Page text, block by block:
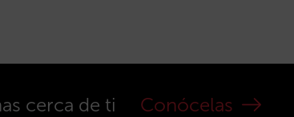
cerca de ti Conócelas